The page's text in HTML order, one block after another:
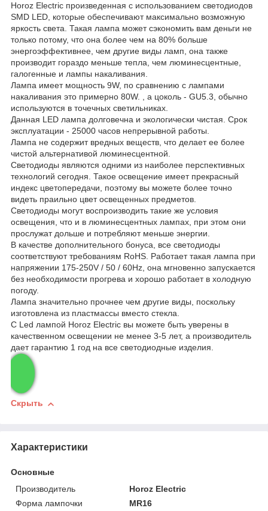
Horoz Electric произведенная с использованием светодиодов
SMD LED, которые обеспечивают максимально возможную
яркость света. Такая лампа может сэкономить вам деньги не
только потому, что она более чем на 80% больше
энергоэффективнее, чем другие виды ламп, она также
производит гораздо меньше тепла, чем люминесцентные,
галогенные и лампы накаливания.
Лампа имеет мощность 9W, по сравнению с лампами
накаливания это примерно 80W. , а цоколь - GU5.3, обычно
используются в точечных светильниках.
Данная LED лампа долговечна и экологически чистая. Срок
эксплуатации - 25000 часов непрерывной работы.
Лампа не содержит вредных веществ, что делает ее более
чистой альтернативой люминесцентной.
Светодиоды являются одними из наиболее перспективных
технологий сегодня. Такое освещение имеет прекрасный
индекс цветопередачи, поэтому вы можете более точно
видеть праильно цвет освещенных предметов.
Светодиоды могут воспроизводить такие же условия
освещения, что и в люминесцентных лампах, при этом они
прослужат дольше и потребляют меньше энергии.
В качестве дополнительного бонуса, все светодиоды
соответствуют требованиям RoHS. Работает такая лампа при
напряжении 175-250V / 50 / 60Hz, она мгновенно запускается
без необходимости прогрева и хорошо работает в холодную
погоду.
Лампа значительно прочнее чем другие виды, поскольку
изготовлена из пластмассы вместо стекла.
С Led лампой Horoz Electric вы можете быть уверены в
качественном освещении не менее 3-5 лет, а производитель
дает гарантию 1 год на все светодиодные изделия.
Скрыть
Характеристики
Основные
Производитель
Horoz Electric
Форма лампочки
MR16